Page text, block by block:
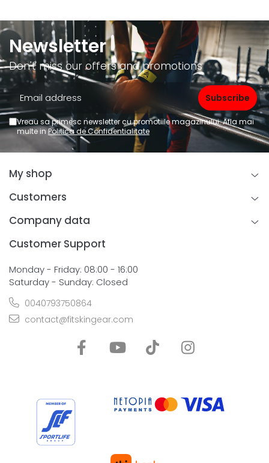
Newsletter
Don't miss our offers and promotions
Vreau sa primesc newsletter cu promotiile magazinului. Afla mai
multe inPolitica de Confidentialitate
My shop
Customers
Company data
Customer Support
Monday - Friday: 08:00 - 16:00
Saturday - Sunday: Closed
0040793750864
contact@fitskingear.com